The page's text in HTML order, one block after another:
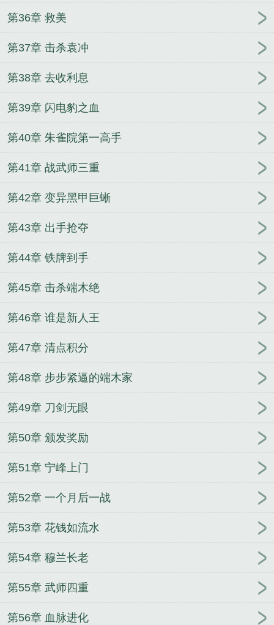
第36章 救美
第37章 击杀袁冲
第38章 去收利息
第39章 闪电豹之血
第40章 朱雀院第一高手
第41章 战武师三重
第42章 变异黑甲巨蜥
第43章 出手抢夺
第44章 铁牌到手
第45章 击杀端木绝
第46章 谁是新人王
第47章 清点积分
第48章 步步紧逼的端木家
第49章 刀剑无眼
第50章 颁发奖励
第51章 宁峰上门
第52章 一个月后一战
第53章 花钱如流水
第54章 穆兰长老
第55章 武师四重
第56章 血脉进化